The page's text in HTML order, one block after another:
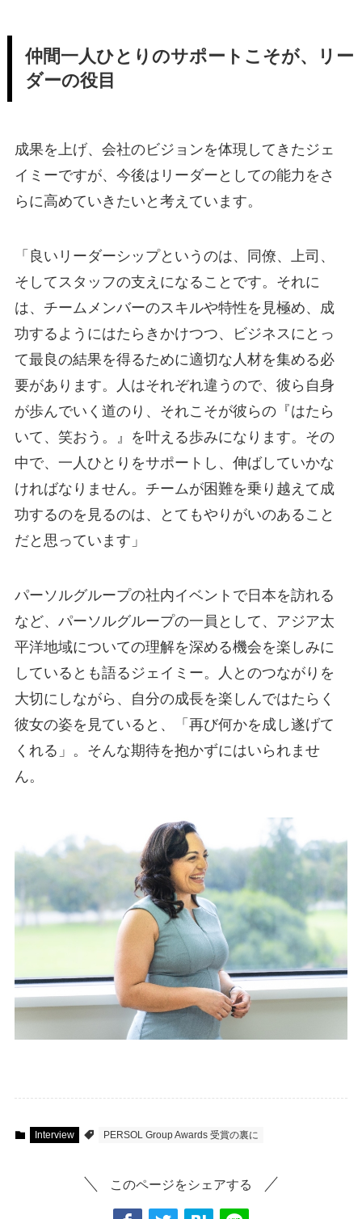
仲間一人ひとりのサポートこそが、リー
ダーの役目
成果を上げ、会社のビジョンを体現してきたジェ
イミーですが、今後はリーダーとしての能力をさ
らに高めていきたいと考えています。
「良いリーダーシップというのは、同僚、上司、
そしてスタッフの支えになることです。それに
は、チームメンバーのスキルや特性を見極め、成
功するようにはたらきかけつつ、ビジネスにとっ
て最良の結果を得るために適切な人材を集める必
要があります。人はそれぞれ違うので、彼ら自身
が歩んでいく道のり、それこそが彼らの『はたら
いて、笑おう。』を叶える歩みになります。その
中で、一人ひとりをサポートし、伸ばしていかな
ければなりません。チームが困難を乗り越えて成
功するのを見るのは、とてもやりがいのあること
だと思っています」
パーソルグループの社内イベントで日本を訪れる
など、パーソルグループの一員として、アジア太
平洋地域についての理解を深める機会を楽しみに
しているとも語るジェイミー。人とのつながりを
大切にしながら、自分の成長を楽しんではたらく
彼女の姿を見ていると、「再び何かを成し遂げて
くれる」。そんな期待を抱かずにはいられませ
ん。
Interview PERSOL Group Awards 受賞の裏に
このページをシェアする